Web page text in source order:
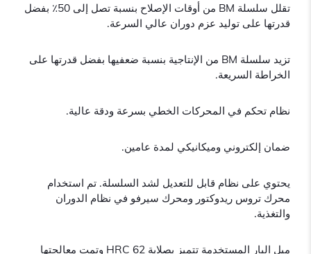
تقلل سلسلة BM من أوقات الإصلاح بنسبة تصل إلى 50٪ بفضل
قدرتها على توليد عزم دوران عالي السرعة.
تزيد سلسلة BM من الإنتاجية بنسبة ضعفيها بفضل قدرتها على
الخراطة السريعة.
نظام تحكم في المحركات الخطي بسرعة ودقة عالية.
ضمان إلكتروني وميكانيكي لمدة عامين.
يحتوي على نظام قابل للتعديل لشد السلسلة. تم استخدام
محرك تروس ريدوكتور ومحرك سيرفو في نظام الدوران
والتغذية.
ميل البار المستخدمة تتميز بصلابة 62 HRC وتمت معالجتها